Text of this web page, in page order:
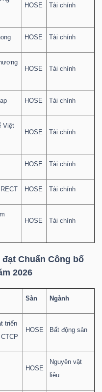
HOSE Tài chính
HOSE Tài chính
HOSE Tài chính
HOSE Tài chính
Việt
HOSE Tài chính
HOSE Tài chính
HOSE Tài chính
HOSE Tài chính
Chuẩn Công bố
2026
Sàn Ngành
triển
HOSE Bất động sản
HOSE
Nguyên vật
liệu